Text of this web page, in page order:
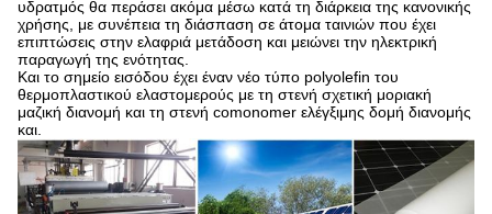
υδρατμός θα περάσει ακόμα μέσω κατά τη διάρκεια της κανονικής
χρήσης, με συνέπεια τη διάσπαση σε άτομα ταινιών που έχει
επιπτώσεις στην ελαφριά μετάδοση και μειώνει την ηλεκτρική
παραγωγή της ενότητας.
Και το σημείο εισόδου έχει έναν νέο τύπο polyolefin του
θερμοπλαστικού ελαστομερούς με τη στενή σχετική μοριακή
μαζική διανομή και τη στενή comonomer ελέγξιμης δομή διανομής
και.